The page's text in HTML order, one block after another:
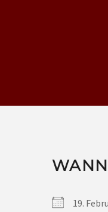
WANN
19.